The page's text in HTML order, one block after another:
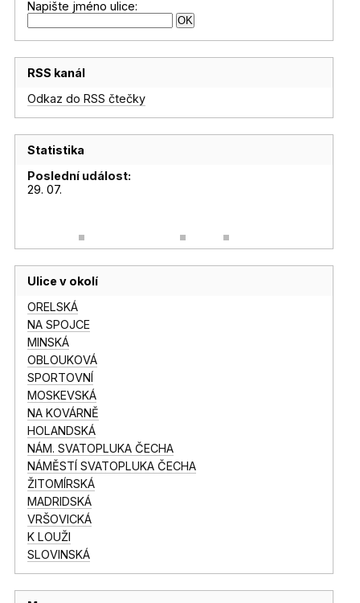
Napište jméno ulice:
RSS kanál
Odkaz do RSS čtečky
Statistika
Poslední událost:
29. 07.
Ulice v okolí
ORELSKÁ
NA SPOJCE
MINSKÁ
OBLOUKOVÁ
SPORTOVNÍ
MOSKEVSKÁ
NA KOVÁRNĚ
HOLANDSKÁ
NÁM. SVATOPLUKA ČECHA
NÁMĚSTÍ SVATOPLUKA ČECHA
ŽITOMÍRSKÁ
MADRIDSKÁ
VRŠOVICKÁ
K LOUŽI
SLOVINSKÁ